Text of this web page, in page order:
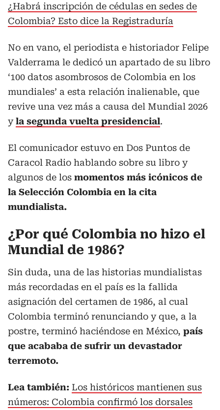
¿Habrá inscripción de cédulas en sedes de
Colombia? Esto dice la Registraduría
No en vano, el periodista e historiador Felipe
Valderrama le dedicó un apartado de su libro
‘100 datos asombrosos de Colombia en los
mundiales’ a esta relación inalienable, que
revive una vez más a causa del Mundial 2026
yla segunda vuelta presidencial.
El comunicador estuvo en Dos Puntos de
Caracol Radio hablando sobre su libro y
algunos de los momentos más icónicos de
la Selección Colombia en la cita
mundialista.
¿Por qué Colombia no hizo el
Mundial de 1986?
Sin duda, una de las historias mundialistas
más recordadas en el país es la fallida
asignación del certamen de 1986, al cual
Colombia terminó renunciando y que, a la
postre, terminó haciéndose en México, país
que acababa de sufrir un devastador
terremoto.
Lea también: Los históricos mantienen sus
números: Colombia confirmó los dorsales